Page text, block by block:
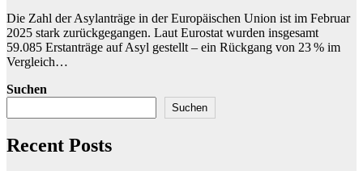
Die Zahl der Asylanträge in der Europäischen Union ist im Februar
2025 stark zurückgegangen. Laut Eurostat wurden insgesamt
59.085 Erstanträge auf Asyl gestellt – ein Rückgang von 23 % im
Vergleich…
Suchen
Suchen
Recent Posts